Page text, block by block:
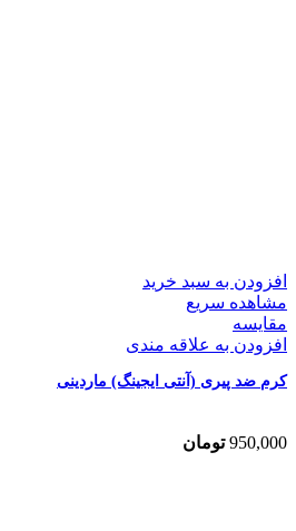
افزودن به سبد خرید
مشاهده سریع
مقایسه
افزودن به علاقه مندی
کرم ضد پیری (آنتی ایجینگ) ماردینی
950,000 تومان